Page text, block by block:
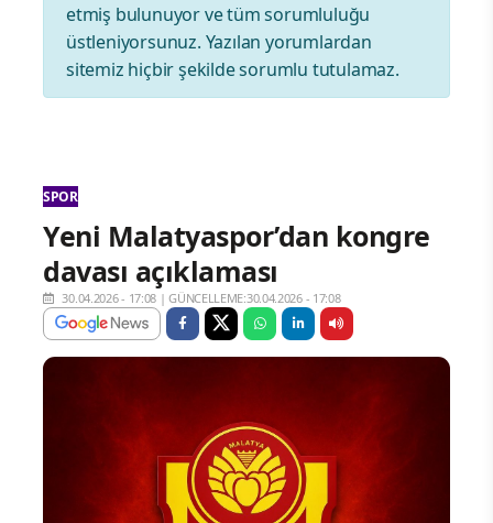
etmiş bulunuyor ve tüm sorumluluğu
üstleniyorsunuz. Yazılan yorumlardan
sitemiz hiçbir şekilde sorumlu tutulamaz.
SPOR
Yeni Malatyaspor’dan kongre
davası açıklaması
30.04.2026 - 17:08 |GÜNCELLEME:30.04.2026 - 17:08